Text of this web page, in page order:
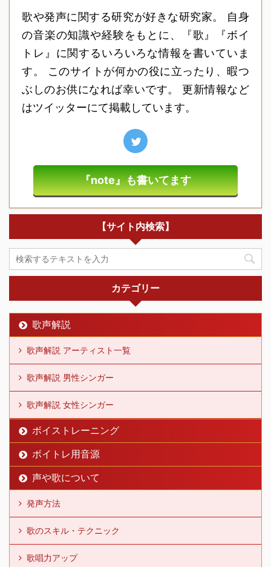
歌や発声に関する研究が好きな研究家。 自身
の音楽の知識や経験をもとに、『歌』『ボイ
トレ』に関するいろいろな情報を書いていま
す。 このサイトが何かの役に立ったり、暇つ
ぶしのお供になれば幸いです。 更新情報など
はツイッターにて掲載しています。
『note』も書いてます
【サイト内検索】
カテゴリー
歌声解説
歌声解説 アーティスト一覧
歌声解説 男性シンガー
歌声解説 女性シンガー
ボイストレーニング
ボイトレ用音源
声や歌について
発声方法
歌のスキル・テクニック
歌唱力アップ